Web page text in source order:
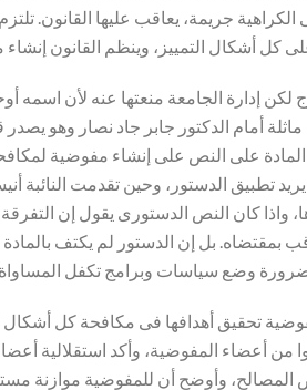
جريمة، يعاقب عليها القانون. تلتزم
لكن إدارة الجامعة منعتها عنه لأن اسمه
أمام الدكتور جابر جاد نصار وهو يصدر
المادة على النص على إنشاء مفوضية
يريد تطبيق الدستور، وحين تقدمت
واذا كان النص الدستورى يقول إن
تحقيق أهدافها فى مكافحة كل أشكال
المفوضية، وأكد استقلالية